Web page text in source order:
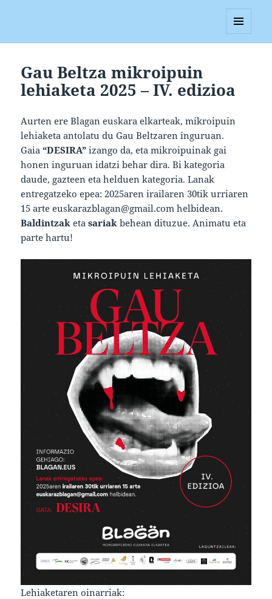
Gau Beltza mikroipuin
lehiaketa 2025 – IV. edizioa
Aurten ere Blagan euskara elkarteak, mikroipuin
lehiaketa antolatu du Gau Beltzaren inguruan.
Gaia“DESIRA” izango da, eta mikroipuinak gai
honen inguruan idatzi behar dira. Bi kategoria
daude, gazteen eta helduen kategoria. Lanak
entregatzeko epea: 2025aren irailaren 30tik urriaren
15 arte euskarazblagan@gmail.com helbidean.
Baldintzaketasariakbehean dituzue. Animatu eta
parte hartu!
Lehiaketaren oinarriak: